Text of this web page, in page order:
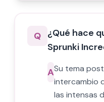
Q ¿Qué hace
Sprunki
ASu tema
intercambio
las intensas